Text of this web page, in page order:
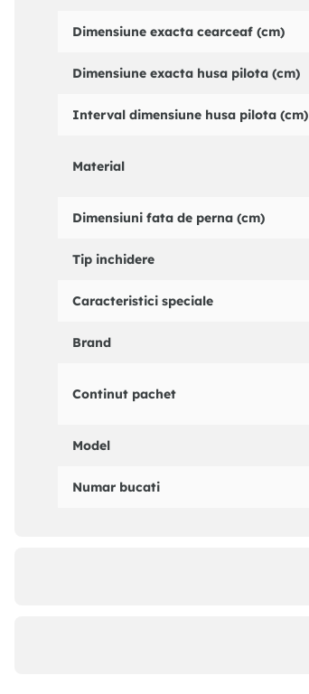
Dimensiune exacta cearceaf (cm)
Dimensiune exacta husa pilota (cm)
Interval dimensiune husa pilota (cm)
Material
Dimensiuni fata de perna (cm)
Tip inchidere
Caracteristici speciale
Brand
Continut pachet
Model
Numar bucati